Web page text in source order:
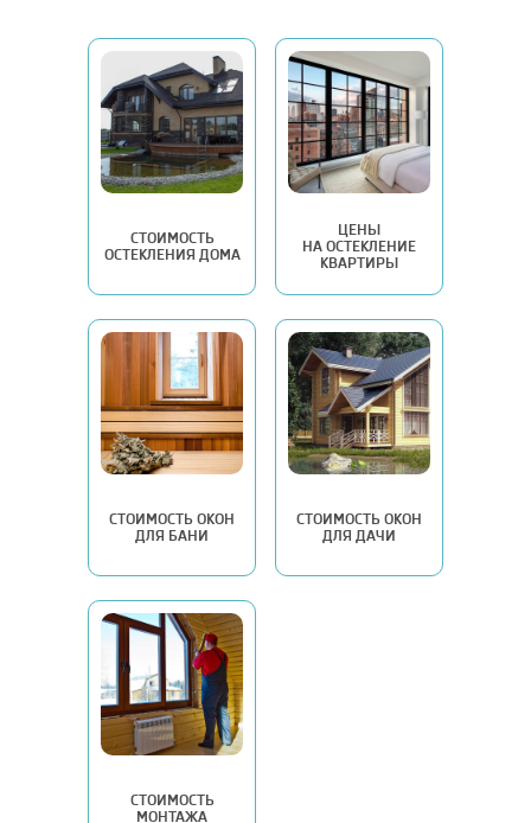
СТОИМОСТЬ
ОСТЕКЛЕНИЯ ДОМА
ЦЕНЫ
НА ОСТЕКЛЕНИЕ
КВАРТИРЫ
СТОИМОСТЬ ОКОН
ДЛЯ БАНИ
СТОИМОСТЬ ОКОН
ДЛЯ ДАЧИ
СТОИМОСТЬ
МОНТАЖА